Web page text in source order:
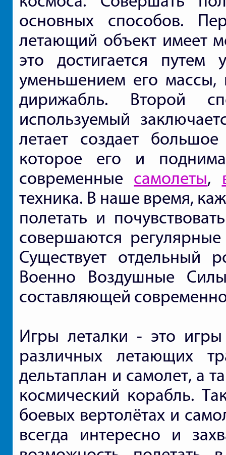
основных способов.
летающий объект имеет
это достигается
уменьшением его
дирижабль. Второй
используемый
летает создает
которое его и
современные самолеты,
техника. В наше время,
полетать и
совершаются
Существует отдельный
Военно Воздушные
составляющей
Игры леталки - это
различных летающих
дельтаплан и самолет, а
космический корабль.
боевых вертолётах и
всегда интересно и